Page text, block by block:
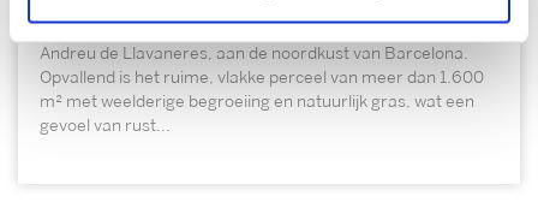
Charmant huis in mediterrane stijl in het centrum van Sant
Andreu de Llavaneres, aan de noordkust van Barcelona.
Opvallend is het ruime, vlakke perceel van meer dan 1.600
m² met weelderige begroeiing en natuurlijk gras, wat een
gevoel van rust...